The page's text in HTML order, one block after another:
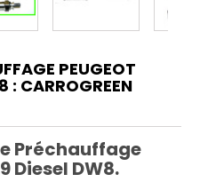
PEUGEOT
: CARROGREEN
Préchauffage
Diesel DW8.